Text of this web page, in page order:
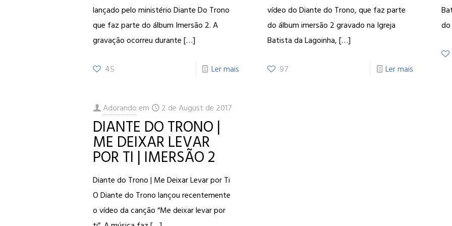
lançado pelo ministério Diante Do Trono
que faz parte do álbum Imersão 2. A
gravação ocorreu durante[…]
45 Ler mais
vídeo do Diante do Trono, que faz parte
do álbum imersão 2 gravado na Igreja
Batista da Lagoinha,[…]
97 Ler mais
Adorando em 2 de August de 2017
DIANTE DO TRONO |
ME DEIXAR LEVAR
POR TI | IMERSÃO 2
Diante do Trono | Me Deixar Levar por Ti
O Diante do Trono lançou recentemente
o vídeo da canção “Me deixar levar por